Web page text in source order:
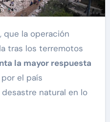
tras los terremotos
la mayor respuesta
el país
natural en lo